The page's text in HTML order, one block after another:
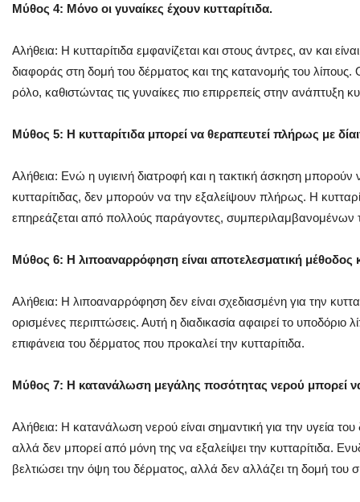
Μύθος 4: Μόνο οι γυναίκες έχουν κυτταρίτιδα.
Αλήθεια: Η κυτταρίτιδα εμφανίζεται και στους άντρες, αν και
διαφοράς στη δομή του δέρματος και της κατανομής του λίπους.
ρόλο, καθιστώντας τις γυναίκες πιο επιρρεπείς στην ανάπτυξη
Μύθος 5: Η κυτταρίτιδα μπορεί να θεραπευτεί πλήρως με
Αλήθεια: Ενώ η υγιεινή διατροφή και η τακτική άσκηση
κυτταρίτιδας, δεν μπορούν να την εξαλείψουν πλήρως. Η
επηρεάζεται από πολλούς παράγοντες, συμπεριλαμβανομένων
Μύθος 6: Η λιποαναρρόφηση είναι αποτελεσματική μέθοδος
Αλήθεια: Η λιποαναρρόφηση δεν είναι σχεδιασμένη για την
ορισμένες περιπτώσεις. Αυτή η διαδικασία αφαιρεί το υποδόριο
επιφάνεια του δέρματος που προκαλεί την κυτταρίτιδα.
Μύθος 7: Η κατανάλωση μεγάλης ποσότητας νερού μπορεί να
Αλήθεια: Η κατανάλωση νερού είναι σημαντική για την υγεία
αλλά δεν μπορεί από μόνη της να εξαλείψει την κυτταρίτιδα.
βελτιώσει την όψη του δέρματος, αλλά δεν αλλάζει τη δομή του